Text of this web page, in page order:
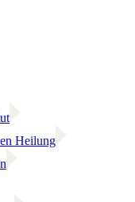
Heilung